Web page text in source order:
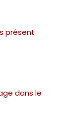
présent
dans le